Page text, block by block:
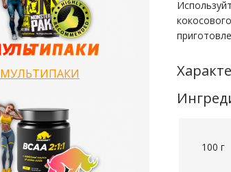
МУЛЬТИПАКИ
100 г